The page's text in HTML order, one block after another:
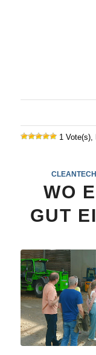
1 Vote(s),
CLEANTECH
WO
GUT